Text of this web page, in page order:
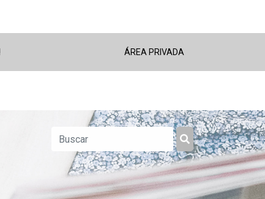
ÁREA PRIVADA